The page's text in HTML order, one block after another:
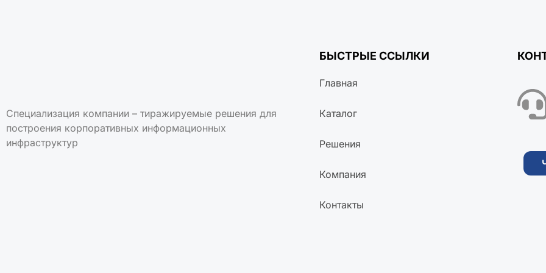
Специализация компании – тиражируемые решения для
построения корпоративных информационных
инфраструктур
БЫСТРЫЕ ССЫЛКИ
Главная
Каталог
Решения
Компания
Контакты